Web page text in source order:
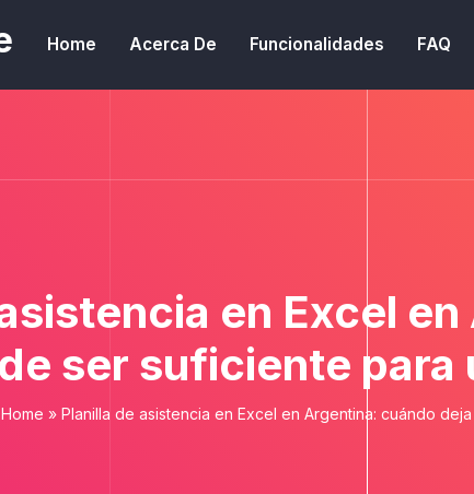
Home Acerca De Funcionalidades FAQ
en Excel
de ser suficiente para
Home » Planilla de asistencia en Excel en Argentina: cuándo